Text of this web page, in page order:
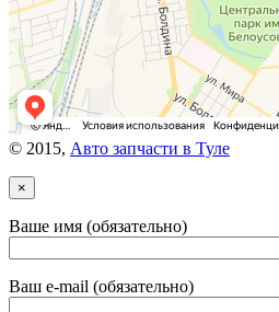
© 2015, Авто запчасти в Туле
×
Ваше имя (обязательно)
Ваш e-mail (обязательно)